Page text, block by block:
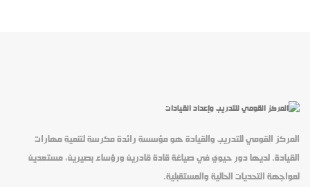
المركز القومي للتدريب والقيادة هو مؤسسة رائدة مكرسة لتنمية مهارات
القيادة. لديها دور حيوي في صياغة قادة قادرين ورؤساء بصيرين، مستعدين
لمواجهة التحديات الحالية والمستقبلية.